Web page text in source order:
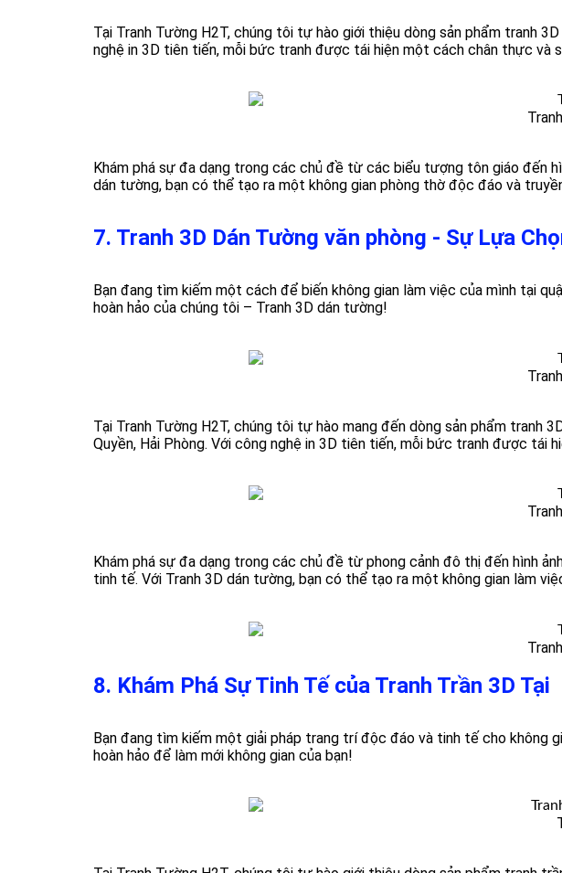
Tại Tranh Tường H2T, chúng tôi tự hào giới thiệu dòng sản phẩm tranh
nghệ in 3D tiên tiến, mỗi bức tranh được tái hiện một cách chân thực và
Khám phá sự đa dạng trong các chủ đề từ các biểu tượng tôn giáo đến
dán tường, bạn có thể tạo ra một không gian phòng thờ độc đáo và
7. Tranh 3D Dán Tường văn phòng - Sự Lựa
Bạn đang tìm kiếm một cách để biến không gian làm việc của mình tại
hoàn hảo của chúng tôi – Tranh 3D dán tường!
Tại Tranh Tường H2T, chúng tôi tự hào mang đến dòng sản phẩm tranh
Quyền, Hải Phòng. Với công nghệ in 3D tiên tiến, mỗi bức tranh được tái
Khám phá sự đa dạng trong các chủ đề từ phong cảnh đô thị đến hình
tinh tế. Với Tranh 3D dán tường, bạn có thể tạo ra một không gian làm
8. Khám Phá Sự Tinh Tế của Tranh Trần 3D Tại
Bạn đang tìm kiếm một giải pháp trang trí độc đáo và tinh tế cho không
hoàn hảo để làm mới không gian của bạn!